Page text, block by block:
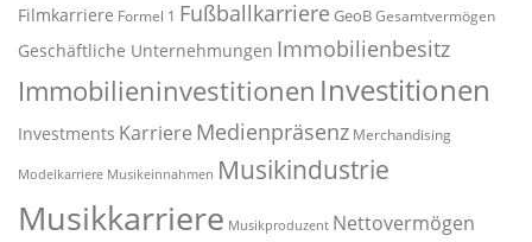
Filmkarriere Formel 1 Fußballkarriere GeoBGesamtvermögen
Geschäftliche Unternehmungen Immobilienbesitz
Immobilieninvestitionen Investitionen
Investments Karriere Medienpräsenz Merchandising
Modelkarriere Musikeinnahmen Musikindustrie
Musikkarriere Musikproduzent Nettovermögen